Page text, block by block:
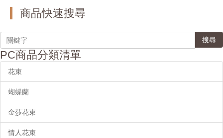
商品快速搜尋
搜尋
PC商品分類清單
花束
蝴蝶蘭
金莎花束
情人花束